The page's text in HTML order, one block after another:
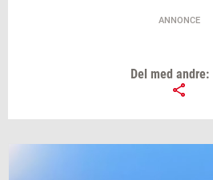
ANNONCE
Del med andre: